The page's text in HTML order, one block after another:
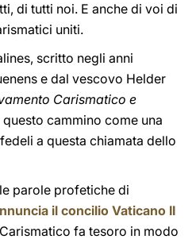
di tutti noi. E anche di voi di
uniti.
scritto negli anni
e dal vescovo Helder
Carismatico e
questo cammino come una
a questa chiamata dello
parole profetiche di
il concilio Vaticano II
fa tesoro in modo